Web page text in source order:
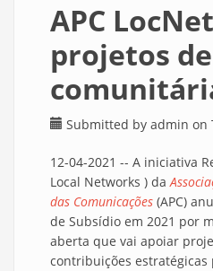
APC
projetos
Submitted by admin on
12-04-2021 -- A iniciativa
Local Networks ) da
das Comunicações (APC)
de Subsídio em 2021 por
aberta que vai apoiar
contribuições estratégicas